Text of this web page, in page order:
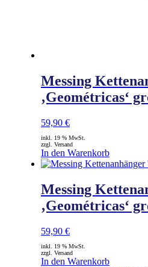
Messing
‚Geométricas‘
59,90 €
inkl. 19 % MwSt.
zzgl. Versand
In den Warenkorb
Messing
‚Geométricas‘
59,90 €
inkl. 19 % MwSt.
zzgl. Versand
In den Warenkorb